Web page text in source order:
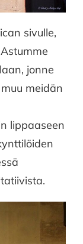
sivulle,
jonne
meidän
lippaaseen